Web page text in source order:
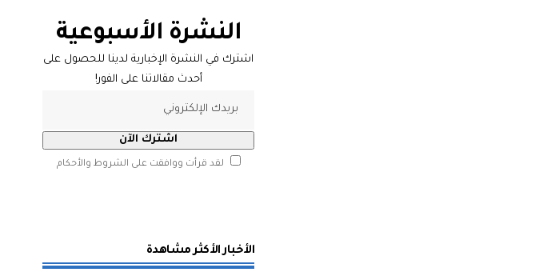
النشرة الأسبوعية
اشترك في النشرة الإخبارية لدينا للحصول على
أحدث مقالاتنا على الفور!
لقد قرأت ووافقت على الشروط والأحكام
الأخبار الأكثر مشاهدة